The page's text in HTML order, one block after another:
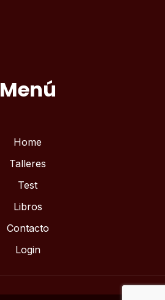
Menú
Home
Talleres
Test
Libros
Contacto
Login